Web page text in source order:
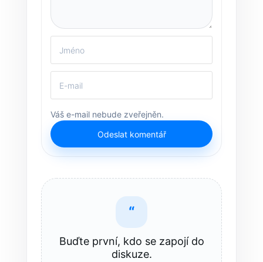
Váš e-mail nebude zveřejněn.
Odeslat komentář
“
Buďte první, kdo se zapojí do
diskuze.